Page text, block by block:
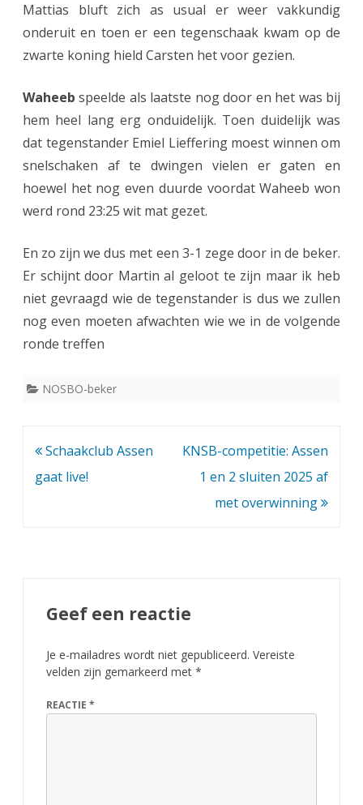
r
e
d
o
o
r
t
g
e
n
B
e
Mattias bluft zich as usual er weer vakkundig
onderuit en toen er een tegenschaak kwam op de
zwarte koning hield Carsten het voor gezien.
Waheeb speelde als laatste nog door en het was bij
hem heel lang erg onduidelijk. Toen duidelijk was
dat tegenstander Emiel Lieffering moest winnen om
snelschaken af te dwingen vielen er gaten en
hoewel het nog even duurde voordat Waheeb won
werd rond 23:25 wit mat gezet.
En zo zijn we dus met een 3-1 zege door in de beker.
Er schijnt door Martin al geloot te zijn maar ik heb
niet gevraagd wie de tegenstander is dus we zullen
nog even moeten afwachten wie we in de volgende
ronde treffen
NOSBO-beker
Bericht
navigatie
Schaakclub Assen
gaat live!
KNSB-competitie: Assen
1 en 2 sluiten 2025 af
met overwinning
Geef een reactie
Je e-mailadres wordt niet gepubliceerd. Vereiste
velden zijn gemarkeerd met *
REACTIE *